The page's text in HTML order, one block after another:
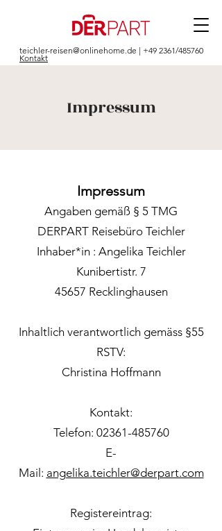
teichler-reisen@onlinehome.de | +49 2361/485760
Kontakt
Impressum
Impressum
Angaben gemäß § 5 TMG
DERPART Reisebüro Teichler
Inhaber*in : Angelika Teichler
Kunibertistr. 7
45657 Recklinghausen
Inhaltlich verantwortlich gemäss §55
RSTV:
Christina Hoffmann
Kontakt:
Telefon: 02361-485760
E-
Mail: angelika.teichler@derpart.com
Registereintrag: